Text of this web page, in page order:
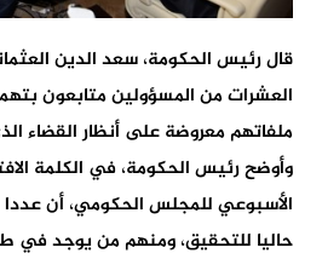
قال رئيس الحكومة، سعد الدين
العشرات من المسؤولين متابعون
ملفاتهم معروضة على أنظار القضاء
وأوضح رئيس الحكومة، في الكلمة
الأسبوعي للمجلس الحكومي، أن
حاليا للتحقيق، ومنهم من يوجد في